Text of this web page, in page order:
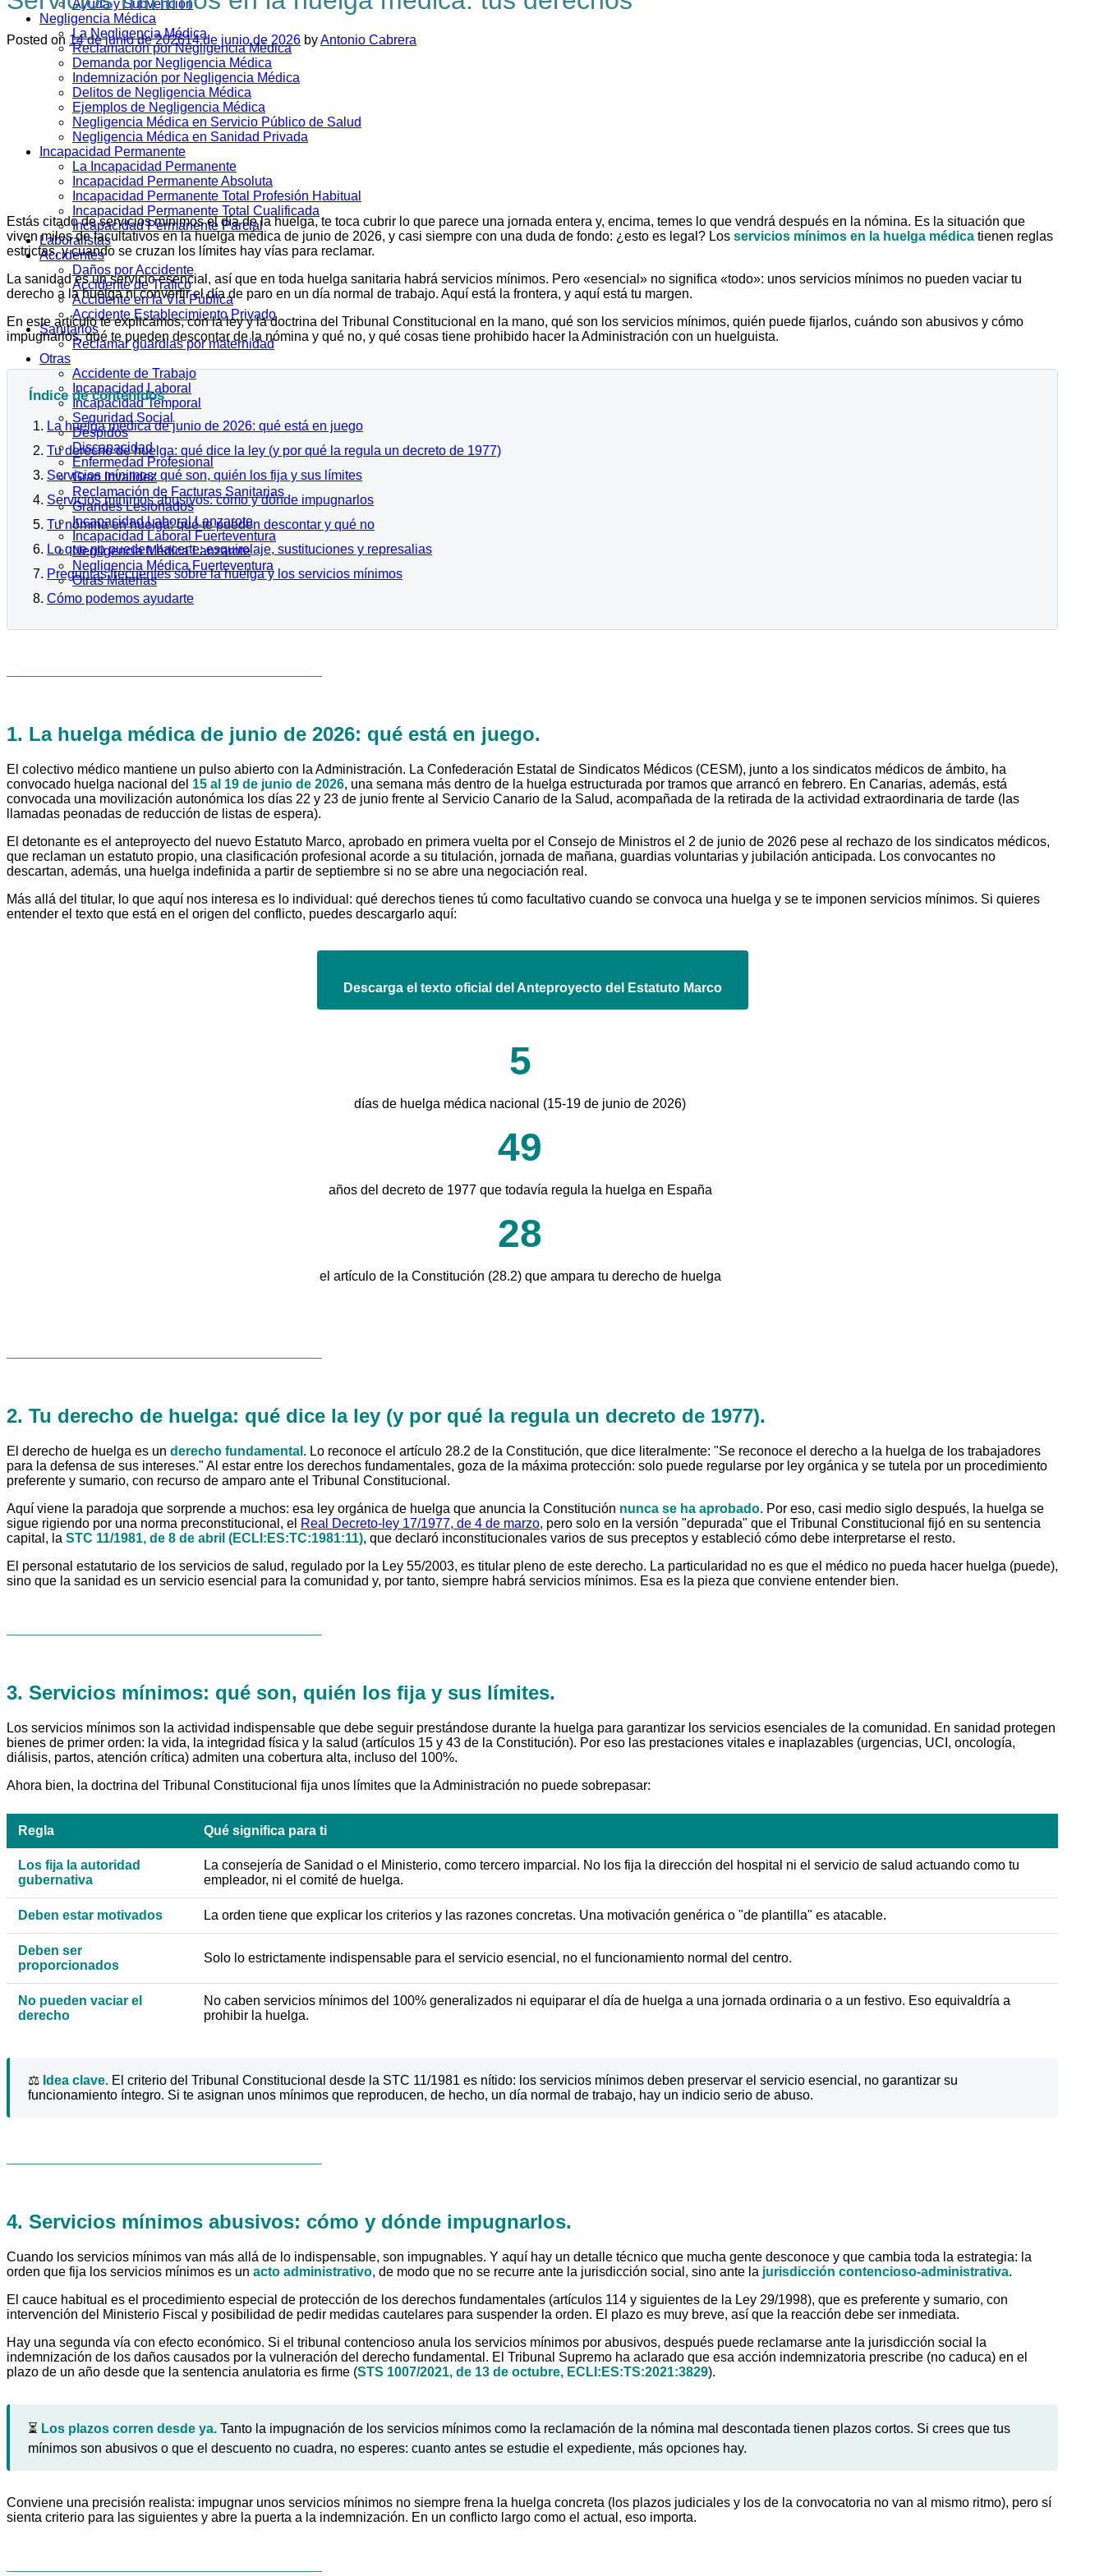
Ayuda y Subvención
Negligencia Médica
La Negligencia Médica
Reclamación por Negligencia Médica
Demanda por Negligencia Médica
Indemnización por Negligencia Médica
Delitos de Negligencia Médica
Ejemplos de Negligencia Médica
Negligencia Médica en Servicio Público de Salud
Negligencia Médica en Sanidad Privada
Incapacidad Permanente
La Incapacidad Permanente
Incapacidad Permanente Absoluta
Incapacidad Permanente Total Profesión Habitual
Incapacidad Permanente Total Cualificada
Incapacidad Permanente Parcial
Laboralistas
Accidentes
Daños por Accidente
Accidente de Tráfico
Accidente en la Vía Pública
Accidente Establecimiento Privado
Sanitarios
Reclamar guardias por maternidad
Otras
Accidente de Trabajo
Incapacidad Laboral
Incapacidad Temporal
Seguridad Social
Despidos
Discapacidad
Enfermedad Profesional
Gran Invalidez
Reclamación de Facturas Sanitarias
Grandes Lesionados
Incapacidad Laboral Lanzarote
Incapacidad Laboral Fuerteventura
Negligencia Médica Lanzarote
Negligencia Médica Fuerteventura
Otras Materias
Posted on 14 de junio de 202614 de junio de 2026 byAntonio Cabrera
Estás citado de servicios mínimos el día de la huelga, te toca cubrir lo que parece una jornada entera y, encima, temes lo que vendrá después en la nómina. Es la situación que
viven miles de facultativos en la huelga médica de junio de 2026, y casi siempre con una duda de fondo: ¿esto es legal? Los servicios mínimos en la huelga médica tienen reglas
estrictas, y cuando se cruzan los límites hay vías para reclamar.
La sanidad es un servicio esencial, así que en toda huelga sanitaria habrá servicios mínimos. Pero «esencial» no significa «todo»: unos servicios mínimos no pueden vaciar tu
derecho a la huelga ni convertir el día de paro en un día normal de trabajo. Aquí está la frontera, y aquí está tu margen.
En este artículo te explicamos, con la ley y la doctrina del Tribunal Constitucional en la mano, qué son los servicios mínimos, quién puede fijarlos, cuándo son abusivos y cómo
impugnarlos, qué te pueden descontar de la nómina y qué no, y qué cosas tiene prohibido hacer la Administración con un huelguista.
Índice de contenidos
La huelga médica de junio de 2026: qué está en juego
Tu derecho de huelga: qué dice la ley (y por qué la regula un decreto de 1977)
Servicios mínimos: qué son, quién los fija y sus límites
Servicios mínimos abusivos: cómo y dónde impugnarlos
Tu nómina en huelga: qué te pueden descontar y qué no
Lo que no pueden hacerte: esquirolaje, sustituciones y represalias
Preguntas frecuentes sobre la huelga y los servicios mínimos
Cómo podemos ayudarte
1. La huelga médica de junio de 2026: qué está en juego.
El colectivo médico mantiene un pulso abierto con la Administración. La Confederación Estatal de Sindicatos Médicos (CESM), junto a los sindicatos médicos de ámbito, ha
convocado huelga nacional del 15 al 19 de junio de 2026, una semana más dentro de la huelga estructurada por tramos que arrancó en febrero. En Canarias, además, está
convocada una movilización autonómica los días 22 y 23 de junio frente al Servicio Canario de la Salud, acompañada de la retirada de la actividad extraordinaria de tarde (las
llamadas peonadas de reducción de listas de espera).
El detonante es el anteproyecto del nuevo Estatuto Marco, aprobado en primera vuelta por el Consejo de Ministros el 2 de junio de 2026 pese al rechazo de los sindicatos médicos,
que reclaman un estatuto propio, una clasificación profesional acorde a su titulación, jornada de mañana, guardias voluntarias y jubilación anticipada. Los convocantes no
descartan, además, una huelga indefinida a partir de septiembre si no se abre una negociación real.
Más allá del titular, lo que aquí nos interesa es lo individual: qué derechos tienes tú como facultativo cuando se convoca una huelga y se te imponen servicios mínimos. Si quieres
entender el texto que está en el origen del conflicto, puedes descargarlo aquí:
Descarga el texto oficial del Anteproyecto del Estatuto Marco
5
días de huelga médica nacional (15-19 de junio de 2026)
49
años del decreto de 1977 que todavía regula la huelga en España
28
el artículo de la Constitución (28.2) que ampara tu derecho de huelga
2. Tu derecho de huelga: qué dice la ley (y por qué la regula un decreto de 1977).
El derecho de huelga es un derecho fundamental . Lo reconoce el artículo 28.2 de la Constitución, que dice literalmente: "Se reconoce el derecho a la huelga de los trabajadores
para la defensa de sus intereses." Al estar entre los derechos fundamentales, goza de la máxima protección: solo puede regularse por ley orgánica y se tutela por un procedimiento
preferente y sumario, con recurso de amparo ante el Tribunal Constitucional.
Aquí viene la paradoja que sorprende a muchos: esa ley orgánica de huelga que anuncia la Constitución nunca se ha aprobado. Por eso, casi medio siglo después, la huelga se
sigue rigiendo por una norma preconstitucional, el Real Decreto-ley 17/1977, de 4 de marzo, pero solo en la versión "depurada" que el Tribunal Constitucional fijó en su sentencia
capital, la STC 11/1981, de 8 de abril (ECLI:ES:TC:1981:11), que declaró inconstitucionales varios de sus preceptos y estableció cómo debe interpretarse el resto.
El personal estatutario de los servicios de salud, regulado por la Ley 55/2003, es titular pleno de este derecho. La particularidad no es que el médico no pueda hacer huelga (puede),
sino que la sanidad es un servicio esencial para la comunidad y, por tanto, siempre habrá servicios mínimos. Esa es la pieza que conviene entender bien.
3. Servicios mínimos: qué son, quién los fija y sus límites.
Los servicios mínimos son la actividad indispensable que debe seguir prestándose durante la huelga para garantizar los servicios esenciales de la comunidad. En sanidad protegen
bienes de primer orden: la vida, la integridad física y la salud (artículos 15 y 43 de la Constitución). Por eso las prestaciones vitales e inaplazables (urgencias, UCI, oncología,
diálisis, partos, atención crítica) admiten una cobertura alta, incluso del 100%.
Ahora bien, la doctrina del Tribunal Constitucional fija unos límites que la Administración no puede sobrepasar:
Regla Qué significa para ti
Los fija la autoridad
gubernativa
La consejería de Sanidad o el Ministerio, como tercero imparcial. No los fija la dirección del hospital ni el servicio de salud actuando como tu
empleador, ni el comité de huelga.
Deben estar motivados La orden tiene que explicar los criterios y las razones concretas. Una motivación genérica o "de plantilla" es atacable.
Deben ser
proporcionados
Solo lo estrictamente indispensable para el servicio esencial, no el funcionamiento normal del centro.
No pueden vaciar el
derecho
No caben servicios mínimos del 100% generalizados ni equiparar el día de huelga a una jornada ordinaria o a un festivo. Eso equivaldría a
prohibir la huelga.
⚖️ Idea clave. El criterio del Tribunal Constitucional desde la STC 11/1981 es nítido: los servicios mínimos deben preservar el servicio esencial, no garantizar su
funcionamiento íntegro. Si te asignan unos mínimos que reproducen, de hecho, un día normal de trabajo, hay un indicio serio de abuso.
4. Servicios mínimos abusivos: cómo y dónde impugnarlos.
Cuando los servicios mínimos van más allá de lo indispensable, son impugnables. Y aquí hay un detalle técnico que mucha gente desconoce y que cambia toda la estrategia: la
orden que fija los servicios mínimos es un acto administrativo, de modo que no se recurre ante la jurisdicción social, sino ante la jurisdicción contencioso-administrativa.
El cauce habitual es el procedimiento especial de protección de los derechos fundamentales (artículos 114 y siguientes de la Ley 29/1998), que es preferente y sumario, con
intervención del Ministerio Fiscal y posibilidad de pedir medidas cautelares para suspender la orden. El plazo es muy breve, así que la reacción debe ser inmediata.
Hay una segunda vía con efecto económico. Si el tribunal contencioso anula los servicios mínimos por abusivos, después puede reclamarse ante la jurisdicción social la
indemnización de los daños causados por la vulneración del derecho fundamental. El Tribunal Supremo ha aclarado que esa acción indemnizatoria prescribe (no caduca) en el
plazo de un año desde que la sentencia anulatoria es firme (STS 1007/2021, de 13 de octubre, ECLI:ES:TS:2021:3829).
⏳ Los plazos corren desde ya. Tanto la impugnación de los servicios mínimos como la reclamación de la nómina mal descontada tienen plazos cortos. Si crees que tus
mínimos son abusivos o que el descuento no cuadra, no esperes: cuanto antes se estudie el expediente, más opciones hay.
Conviene una precisión realista: impugnar unos servicios mínimos no siempre frena la huelga concreta (los plazos judiciales y los de la convocatoria no van al mismo ritmo), pero sí
sienta criterio para las siguientes y abre la puerta a la indemnización. En un conflicto largo como el actual, eso importa.